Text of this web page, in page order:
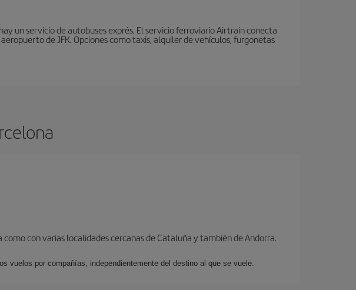
un servicio de autobuses exprés. El servicio ferroviario Airtrain conecta
de JFK. Opciones como taxis, alquiler de vehículos, furgonetas
con varias localidades cercanas de Cataluña y también de Andorra.
vuelos por compañías, independientemente del destino al que se vuele.